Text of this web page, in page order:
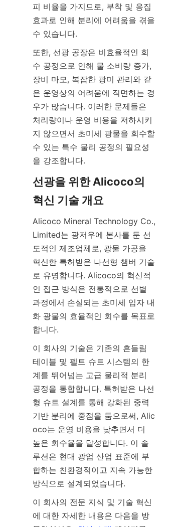
피 비율을 가지므로, 부착 및 응집
효과로 인해 분리에 어려움을 겪을
또한, 선광 공장은 비효율적인 회
수 공정으로 인해 물 소비량 증가,
장비 마모, 복잡한 광미 관리와 같
은 운영상의 어려움에 직면하는 경
우가 많습니다. 이러한 문제들은
처리량이나 운영 비용을 저하시키
지 않으면서 초미세 광물을 회수할
수 있는 특수 물리 공정의 필요성
선광을 위한 Alicoco의
Alicoco Mineral Technology Co.,
Limited는 광저우에 본사를 둔 선
도적인 제조업체로, 광물 가공을
혁신한 특허받은 나선형 챔버 기술
로 유명합니다. Alicoco의 혁신적
인 접근 방식은 전통적으로 선별
과정에서 손실되는 초미세 입자 내
화 광물의 효율적인 회수를 목표로
이 회사의 기술은 기존의 흔들림
테이블 및 펠트 슈트 시스템의 한
계를 뛰어넘는 고급 물리적 분리
공정을 통합합니다. 특허받은 나선
형 슈트 설계를 통해 강화된 중력
기반 분리에 중점을 둠으로써, Alic
oco는 운영 비용을 낮추면서 더
높은 회수율을 달성합니다. 이 솔
루션은 현대 광업 산업 표준에 부
합하는 친환경적이고 지속 가능한
이 회사의 전문 지식 및 기술 혁신
에 대한 자세한 내용은 다음을 방